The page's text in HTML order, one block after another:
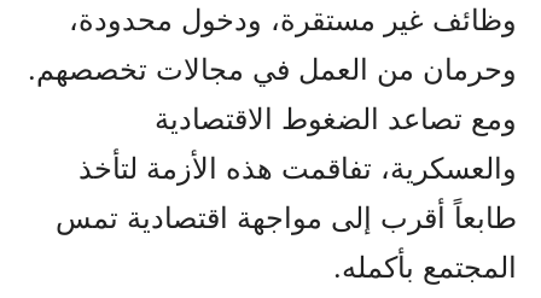
وظائف غير مستقرة، ودخول محدودة،
وحرمان من العمل في مجالات تخصصهم.
ومع تصاعد الضغوط الاقتصادية
والعسكرية، تفاقمت هذه الأزمة لتأخذ
طابعاً أقرب إلى مواجهة اقتصادية تمس
المجتمع بأكمله.